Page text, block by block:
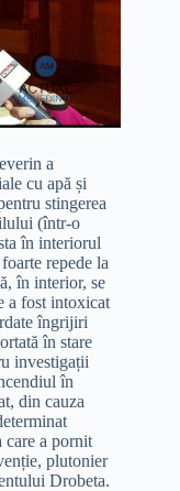
a
cu apă și
stingerea
(într-o
în interiorul
repede la
în interior, se
a fost intoxicat
îngrijiri
în stare
investigații
în
din cauza
care a pornit
plutonier
Drobeta.